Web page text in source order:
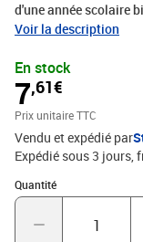
d'une année scolaire
des cahiers uniques
indéchirable, les
incomparable grâce à
Avec OpenFlex®,
pages grands
!COUVERTURE : La
Elle assure un cahier
aux éclaboussures et
exclusif. Le dos des
Voir la description
En stock
7,61€
Prix unitaire TTC
Vendu et expédié par
Expédié sous 3 jours,
Quantité
Quantité : 1